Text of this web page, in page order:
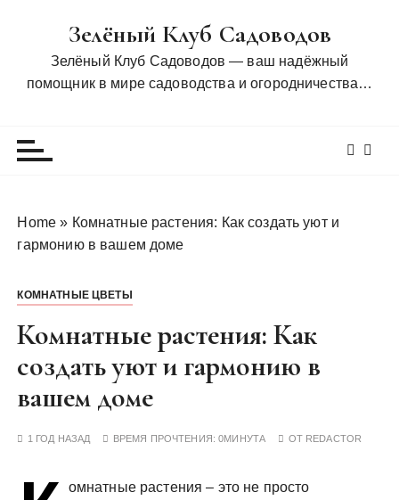
Зелёный Клуб Садоводов
Зелёный Клуб Садоводов — ваш надёжный
помощник в мире садоводства и огородничества…
Home » Комнатные растения: Как создать уют и
гармонию в вашем доме
КОМНАТНЫЕ ЦВЕТЫ
Комнатные растения: Как
создать уют и гармонию в
вашем доме
1 ГОД НАЗАД ВРЕМЯ ПРОЧТЕНИЯ:0МИНУТА ОТ REDACTOR
омнатные растения – это не просто